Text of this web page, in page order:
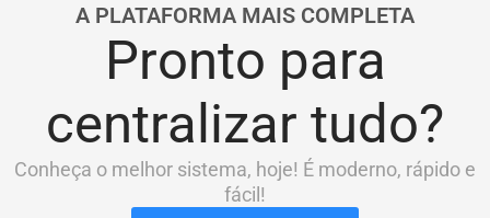
A PLATAFORMA MAIS COMPLETA
Pronto para
centralizar tudo?
Conheça o melhor sistema, hoje! É moderno, rápido e
fácil!